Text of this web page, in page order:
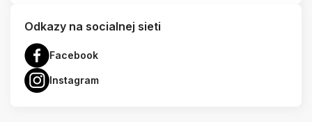
Odkazy na socialnej sieti
Facebook
Instagram